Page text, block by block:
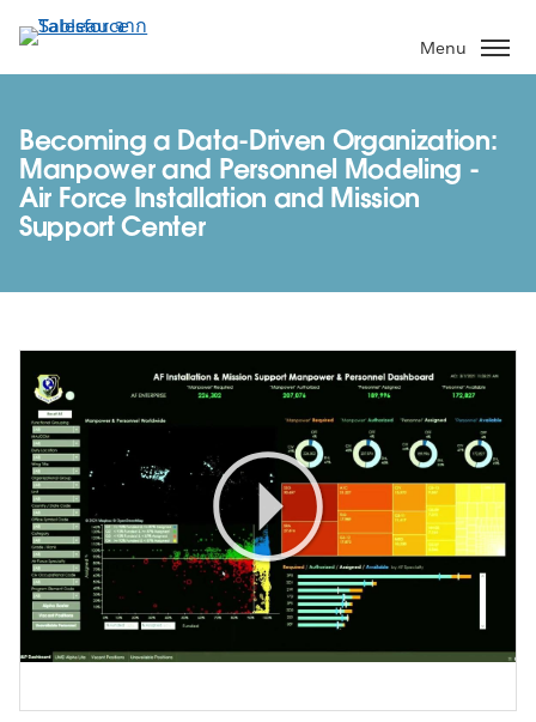
ไป
ที่
หลัก
Menu
Becoming a Data-Driven Organization:
Manpower and Personnel Modeling -
Air Force Installation and Mission
Support Center
Play
Video